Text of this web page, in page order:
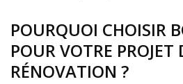
POURQUOI CHOISIR
POUR VOTRE PROJET
RÉNOVATION ?